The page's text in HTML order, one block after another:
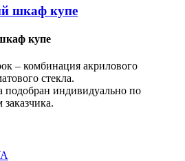
шкаф купе
купе
– комбинация акрилового
стекла.
подобран индивидуально по
заказчика.